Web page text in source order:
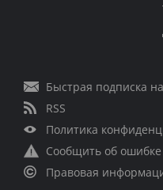
Быстрая подписка
RSS
Политика
Сообщить об ошибке
Правовая